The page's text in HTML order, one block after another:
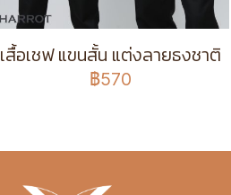
เสื้อเชฟ แขนสั้น แต่งลายธงชาติ
฿570